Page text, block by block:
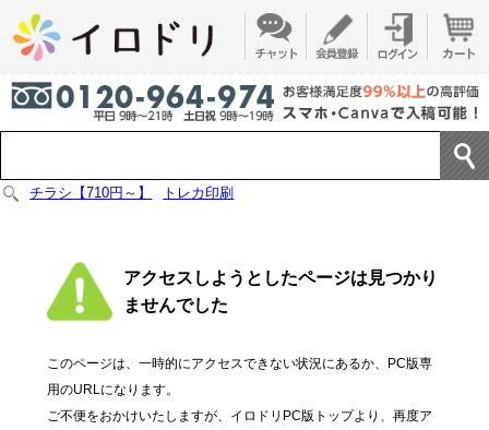
チラシ【710円～】 トレカ印刷
アクセスしようとしたページは見つかり
ませんでした
このページは、一時的にアクセスできない状況にあるか、PC版専
用のURLになります。
ご不便をおかけいたしますが、イロドリPC版トップより、再度ア